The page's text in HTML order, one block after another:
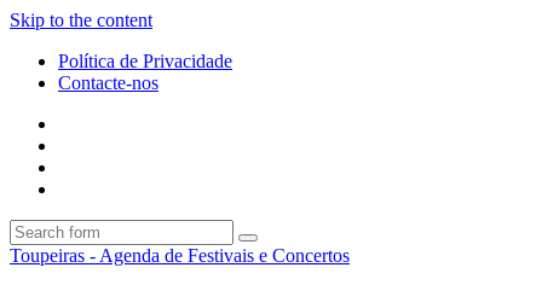
Skip to the content
Política de Privacidade
Contacte-nos
Search
Toupeiras - Agenda de Festivais e Concertos